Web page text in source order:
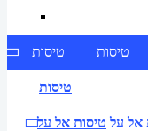
טיסות טיסות
טיסות
אל על טיסות אל על